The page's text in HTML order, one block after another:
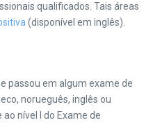
qualificados. Tais áreas
(disponível em inglês).
passou em algum exame de
norueguês, inglês ou
nível I do Exame de